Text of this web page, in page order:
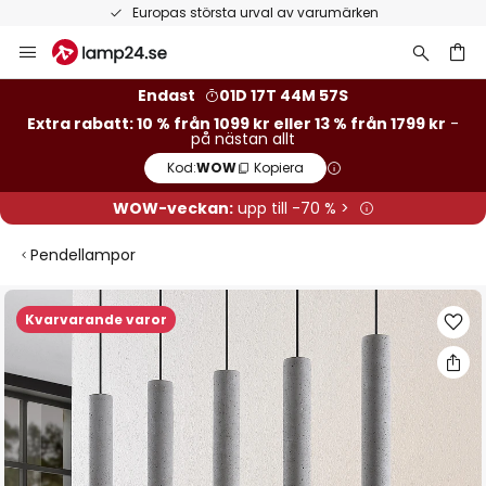
Europas största urval av varumärken
Hoppa
till
Endast
01D 17T 44M 56S
Extra rabatt: 10 % från 1099 kr eller 13 % från 1799 kr -
på nästan allt
Kod:WOW Kopiera
WOW-veckan:upp till -70 % >
Pendellampor
Kvarvarande varor
Hoppa
till
av
bildgalleriet